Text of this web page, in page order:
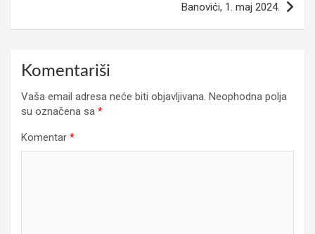
Banovići, 1. maj 2024.
Komentariši
Vaša email adresa neće biti objavljivana. Neophodna polja
su označena sa *
Komentar *